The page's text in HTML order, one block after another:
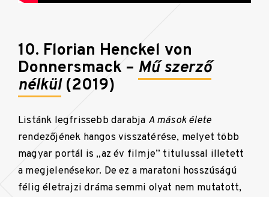
10. Florian Henckel von
Donnersmack – Mű szerző
nélkül(2019)
Listánk legfrissebb darabja A mások élete
rendezőjének hangos visszatérése, melyet több
magyar portál is „az év filmje” titulussal illetett
a megjelenésekor. De ez a maratoni hosszúságú
félig életrajzi dráma semmi olyat nem mutatott,